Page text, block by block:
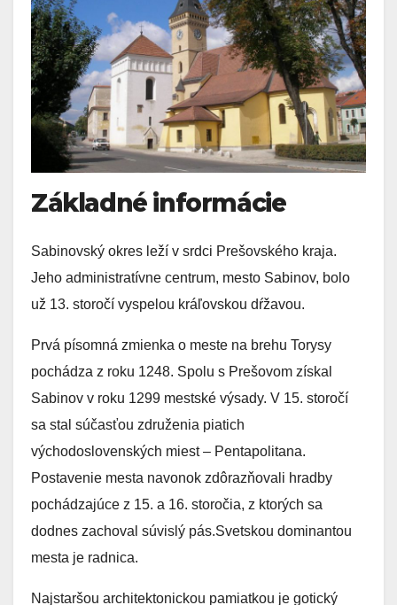
Základné informácie
Sabinovský okres leží v srdci Prešovského kraja.
Jeho administratívne centrum, mesto Sabinov, bolo
už 13. storočí vyspelou kráľovskou dŕžavou.
Prvá písomná zmienka o meste na brehu Torysy
pochádza z roku 1248. Spolu s Prešovom získal
Sabinov v roku 1299 mestské výsady. V 15. storočí
sa stal súčasťou združenia piatich
východoslovenských miest – Pentapolitana.
Postavenie mesta navonok zdôrazňovali hradby
pochádzajúce z 15. a 16. storočia, z ktorých sa
dodnes zachoval súvislý pás.Svetskou dominantou
mesta je radnica.
Najstaršou architektonickou pamiatkou je gotický